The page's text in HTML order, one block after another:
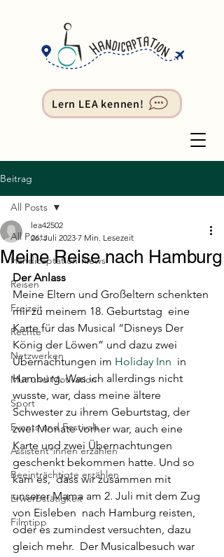
Lern LEA kennen!
Beitrag
All Posts
Handicaptation-News
Reisen
Freizeit
Rechte
Netzwerken
Mut und Motivation
Sport
Events und Festivals
Assistent*innen erzählen
Beeinträchtigte erzählen
Erwerbstätigkeit
Filmtipp
All Posts
Meine Reise nach Hamburg
lea42502
26. Juli 2023 7 Min. Lesezeit
Der Anlass
Meine Eltern und Großeltern schenkten
mir zu meinem 18. Geburtstag  eine
Karte für das Musical “Disneys Der
König der Löwen” und dazu zwei
Übernachtungen im Holiday Inn
  in
Hamburg. Was ich allerdings nicht
wusste, war, dass meine ältere
Schwester zu ihrem Geburtstag, der
zwei Monate vorher war, auch eine
Karte und zwei Übernachtungen
geschenkt bekommen hatte. Und so
kam es,  dass wir zusammen mit
unserer Mama am 2. Juli mit dem Zug
von Eisleben  nach Hamburg reisten,
oder es zumindest versuchten, dazu
gleich mehr.  Der Musicalbesuch war